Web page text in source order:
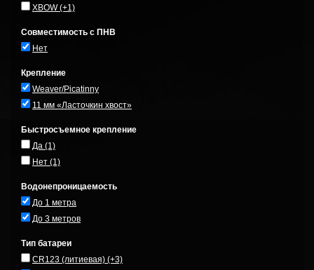
XBOW(+1)
Совместимость с ПНВ
Нет
Крепление
Weaver/Picatinny
11 мм «Ласточкин хвост»
Быстросъемное крепление
Да (1)
Нет (1)
Водонепроницаемость
До 1 метра
До 3 метров
Тип батареи
CR123 (литиевая) (+3)